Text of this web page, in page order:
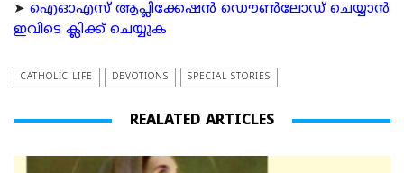
➤ ഐഓഎസ് ആപ്ലിക്കേഷന്‍ ഡൌണ്‍ലോഡ് ചെയ്യാന്‍
ഇവിടെ ക്ലിക്ക് ചെയ്യുക
CATHOLIC LIFE DEVOTIONS SPECIAL STORIES
REALATED ARTICLES